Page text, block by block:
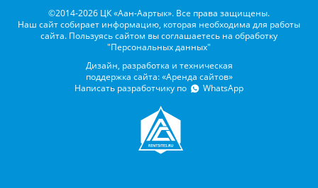
©2014-2026 ЦК «Аан-Аартык». Все права защищены.
Наш сайт собирает информацию, которая необходима для работы
сайта. Пользуясь сайтом вы соглашаетесь на обработку
"Персональных данных"
Дизайн, разработка и техническая
поддержка сайта: «Аренда сайтов»
Написать разработчику по
WhatsApp